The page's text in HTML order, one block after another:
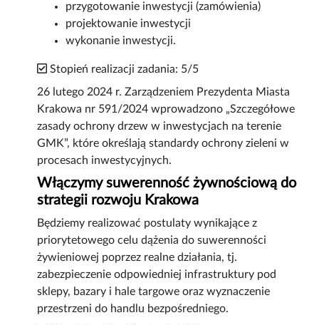
przygotowanie inwestycji (zamówienia)
projektowanie inwestycji
wykonanie inwestycji.
Stopień realizacji zadania: 5/5
26 lutego 2024 r. Zarządzeniem Prezydenta Miasta
Krakowa nr 591/2024 wprowadzono „Szczegółowe
zasady ochrony drzew w inwestycjach na terenie
GMK”, które określają standardy ochrony zieleni w
procesach inwestycyjnych.
Włączymy suwerenność żywnościową do
strategii rozwoju Krakowa
Będziemy realizować postulaty wynikające z
priorytetowego celu dążenia do suwerenności
żywieniowej poprzez realne działania, tj.
zabezpieczenie odpowiedniej infrastruktury pod
sklepy, bazary i hale targowe oraz wyznaczenie
przestrzeni do handlu bezpośredniego.